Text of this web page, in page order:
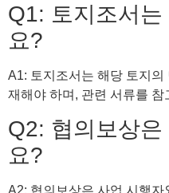
Q1: 토지조서
요?
A1: 토지조서는 해당 토지의
재해야 하며, 관련 서류를
Q2: 협의보상
요?
A2: 협의보상은 사업 시행자